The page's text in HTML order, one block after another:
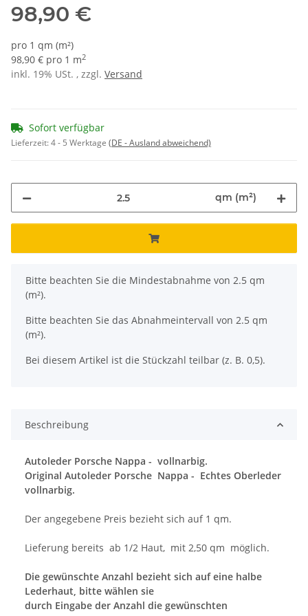
98,90 €
pro 1 qm (m²)
98,90 € pro 1 m2
inkl. 19% USt. , zzgl. Versand
Sofort verfügbar
Lieferzeit:4 - 5 Werktage (DE - Ausland abweichend)
qm (m²)
x
Bitte beachten Sie die Mindestabnahme von 2.5 qm
(m²).
Bitte beachten Sie das Abnahmeintervall von 2.5 qm
(m²).
Bei diesem Artikel ist die Stückzahl teilbar (z. B. 0,5).
Beschreibung
Autoleder Porsche Nappa - vollnarbig.
Original Autoleder Porsche Nappa - Echtes Oberleder
vollnarbig.
Der angegebene Preis bezieht sich auf 1 qm.
Lieferung bereits ab 1/2 Haut, mit 2,50 qm möglich.
Die gewünschte Anzahl bezieht sich auf eine halbe
Lederhaut, bitte wählen sie
durch Eingabe der Anzahl die gewünschten